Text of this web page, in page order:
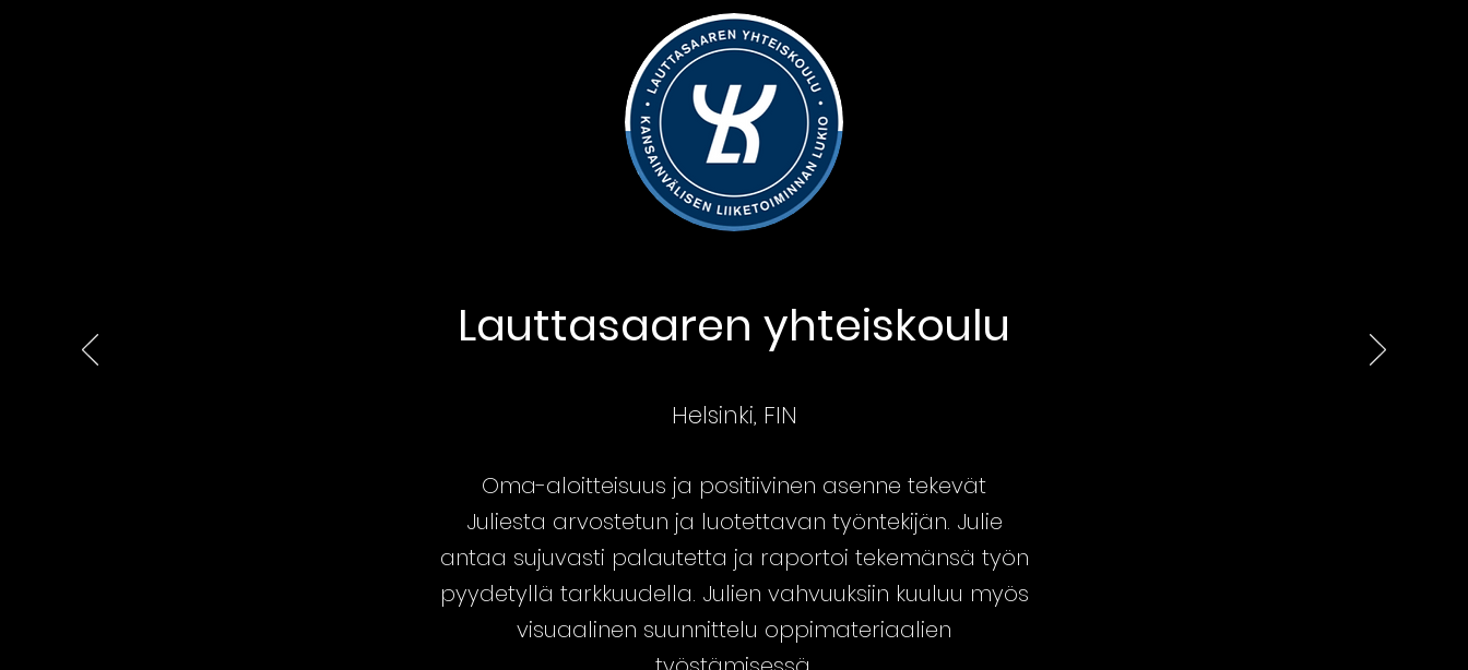
Lauttasaaren yhteiskoulu
Helsinki, FIN
Oma-aloitteisuus ja positiivinen asenne tekevät
Juliesta arvostetun ja luotettavan työntekijän. Julie
antaa sujuvasti palautetta ja raportoi tekemänsä työn
pyydetyllä tarkkuudella. Julien vahvuuksiin kuuluu myös
visuaalinen suunnittelu oppimateriaalien